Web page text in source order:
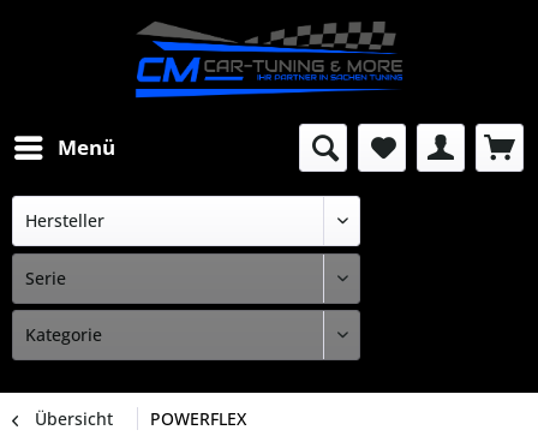
Menü
Übersicht POWERFLEX